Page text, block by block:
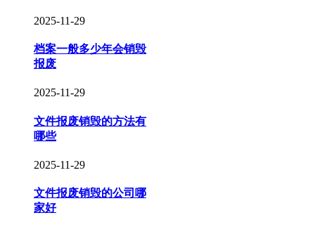
2025-11-29
档案一般多少年会销毁
报废
2025-11-29
文件报废销毁的方法有
哪些
2025-11-29
文件报废销毁的公司哪
家好